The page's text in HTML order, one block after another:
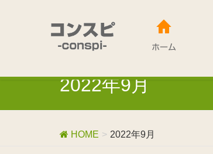
2022年9月
HOME 2022年9月